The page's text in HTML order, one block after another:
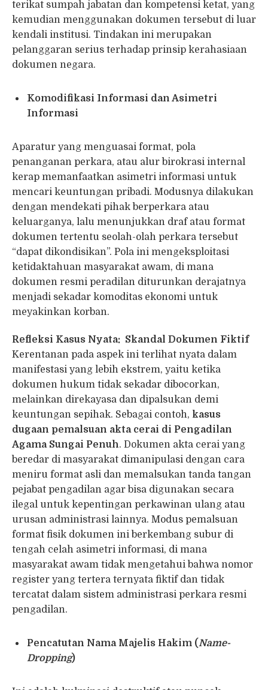
terikat sumpah jabatan dan kompetensi ketat, yang
kemudian menggunakan dokumen tersebut di luar
kendali institusi. Tindakan ini merupakan
pelanggaran serius terhadap prinsip kerahasiaan
dokumen negara.
Komodifikasi Informasi dan Asimetri
Informasi
Aparatur yang menguasai format, pola
penanganan perkara, atau alur birokrasi internal
kerap memanfaatkan asimetri informasi untuk
mencari keuntungan pribadi. Modusnya dilakukan
dengan mendekati pihak berperkara atau
keluarganya, lalu menunjukkan draf atau format
dokumen tertentu seolah-olah perkara tersebut
“dapat dikondisikan”. Pola ini mengeksploitasi
ketidaktahuan masyarakat awam, di mana
dokumen resmi peradilan diturunkan derajatnya
menjadi sekadar komoditas ekonomi untuk
meyakinkan korban.
Refleksi Kasus Nyata: Skandal Dokumen Fiktif
Kerentanan pada aspek ini terlihat nyata dalam
manifestasi yang lebih ekstrem, yaitu ketika
dokumen hukum tidak sekadar dibocorkan,
melainkan direkayasa dan dipalsukan demi
keuntungan sepihak. Sebagai contoh, kasus
dugaan pemalsuan akta cerai di Pengadilan
Agama Sungai Penuh. Dokumen akta cerai yang
beredar di masyarakat dimanipulasi dengan cara
meniru format asli dan memalsukan tanda tangan
pejabat pengadilan agar bisa digunakan secara
ilegal untuk kepentingan perkawinan ulang atau
urusan administrasi lainnya. Modus pemalsuan
format fisik dokumen ini berkembang subur di
tengah celah asimetri informasi, di mana
masyarakat awam tidak mengetahui bahwa nomor
register yang tertera ternyata fiktif dan tidak
tercatat dalam sistem administrasi perkara resmi
pengadilan.
Pencatutan Nama Majelis Hakim (Name-
Dropping)